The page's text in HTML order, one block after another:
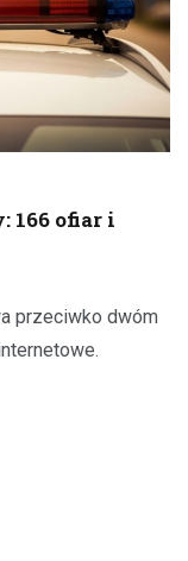
166 ofiar i
przeciwko dwóm